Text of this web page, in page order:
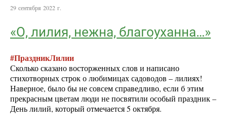
29 сентября 2022 г.
«О, лилия, нежна, благоуханна…»
#ПраздникЛилии
Сколько сказано восторженных слов и написано
стихотворных строк о любимицах садоводов – лилиях!
Наверное, было бы не совсем справедливо, если б этим
прекрасным цветам люди не посвятили особый праздник –
День лилий, который отмечается 5 октября.